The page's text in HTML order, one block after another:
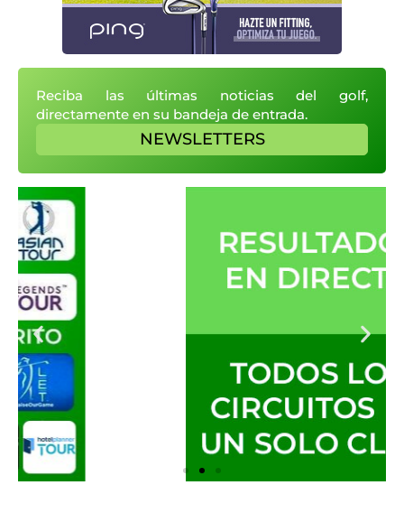
Reciba las últimas noticias del golf,
directamente en su bandeja de entrada.
NEWSLETTERS